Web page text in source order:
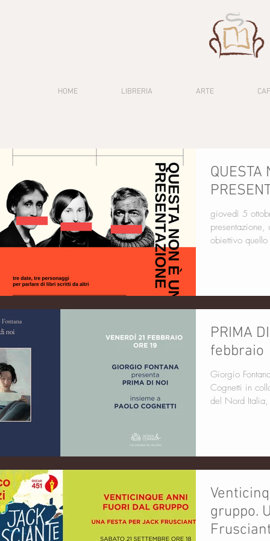
HOME LIBRERIA ARTE
QUESTA
giovedì 5
obiettivo
PRIMA
febbraio
Giorgio Fontana presenta Prima di noi insieme a
Cognetti in
del Nord
gruppo.